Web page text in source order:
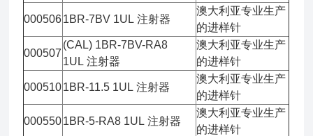
0005061BR-7BV 1UL 注射器
澳大利亚专业生产
的进样针
000507
(CAL) 1BR-7BV-RA8
1UL 注射器
澳大利亚专业生产
的进样针
0005101BR-11.5 1UL 注射器
澳大利亚专业生产
的进样针
0005501BR-5-RA8 1UL 注射器
澳大利亚专业生产
的进样针